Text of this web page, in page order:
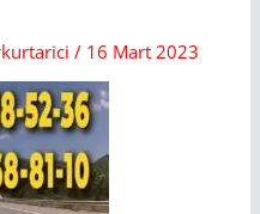
/ 16 Mart 2023